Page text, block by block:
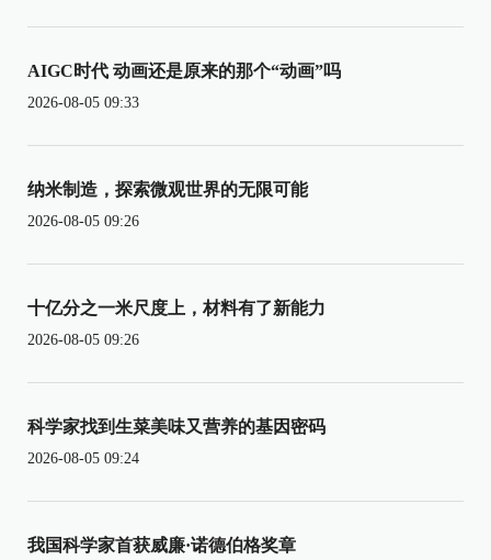
AIGC时代 动画还是原来的那个“动画”吗
2026-08-05 09:33
纳米制造，探索微观世界的无限可能
2026-08-05 09:26
十亿分之一米尺度上，材料有了新能力
2026-08-05 09:26
科学家找到生菜美味又营养的基因密码
2026-08-05 09:24
我国科学家首获威廉·诺德伯格奖章